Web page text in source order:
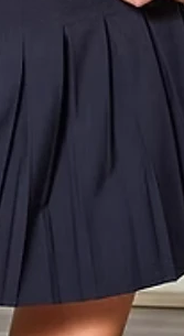
cotone modal.